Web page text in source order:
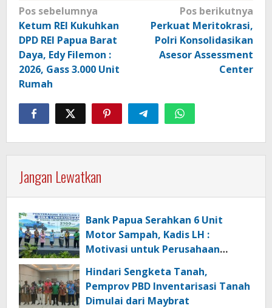
Navigasi
pos
Pos sebelumnya
Ketum REI Kukuhkan
DPD REI Papua Barat
Daya, Edy Filemon :
2026, Gass 3.000 Unit
Rumah
Pos berikutnya
Perkuat Meritokrasi,
Polri Konsolidasikan
Asesor Assessment
Center
Jangan Lewatkan
Bank Papua Serahkan 6 Unit
Motor Sampah, Kadis LH :
Motivasi untuk Perusahaan
Lingkungan
Hindari Sengketa Tanah,
Pemprov PBD Inventarisasi Tanah
Dimulai dari Maybrat